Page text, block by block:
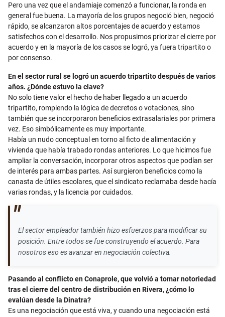
Pero una vez que el andamiaje comenzó a funcionar, la ronda en
general fue buena. La mayoría de los grupos negoció bien, negoció
rápido, se alcanzaron altos porcentajes de acuerdo y estamos
satisfechos con el desarrollo. Nos propusimos priorizar el cierre por
acuerdo y en la mayoría de los casos se logró, ya fuera tripartito o
por consenso.
En el sector rural se logró un acuerdo tripartito después de varios
años. ¿Dónde estuvo la clave?
No solo tiene valor el hecho de haber llegado a un acuerdo
tripartito, rompiendo la lógica de decretos o votaciones, sino
también que se incorporaron beneficios extrasalariales por primera
vez. Eso simbólicamente es muy importante.
Había un nudo conceptual en torno al ficto de alimentación y
vivienda que había trabado rondas anteriores. Lo que hicimos fue
ampliar la conversación, incorporar otros aspectos que podían ser
de interés para ambas partes. Así surgieron beneficios como la
canasta de útiles escolares, que el sindicato reclamaba desde hacía
varias rondas, y la licencia por cuidados.
El sector empleador también hizo esfuerzos para modificar su
posición. Entre todos se fue construyendo el acuerdo. Para
nosotros eso es avanzar en negociación colectiva.
Pasando al conflicto en Conaprole, que volvió a tomar notoriedad
tras el cierre del centro de distribución en Rivera, ¿cómo lo
evalúan desde la Dinatra?
Es una negociación que está viva, y cuando una negociación está